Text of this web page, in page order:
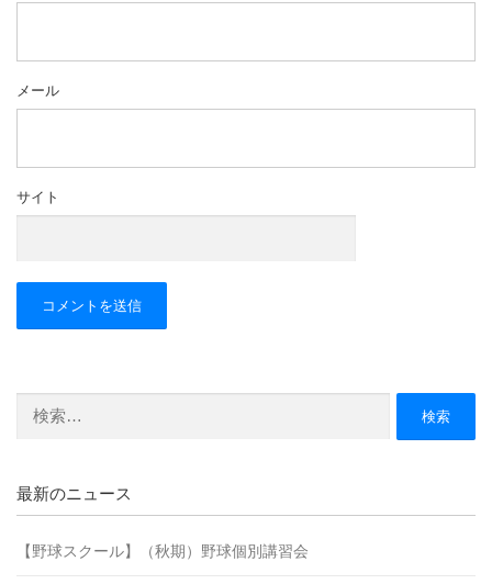
メール
サイト
最新のニュース
【野球スクール】（秋期）野球個別講習会